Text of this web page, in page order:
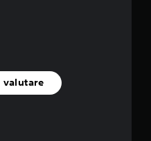
valutare